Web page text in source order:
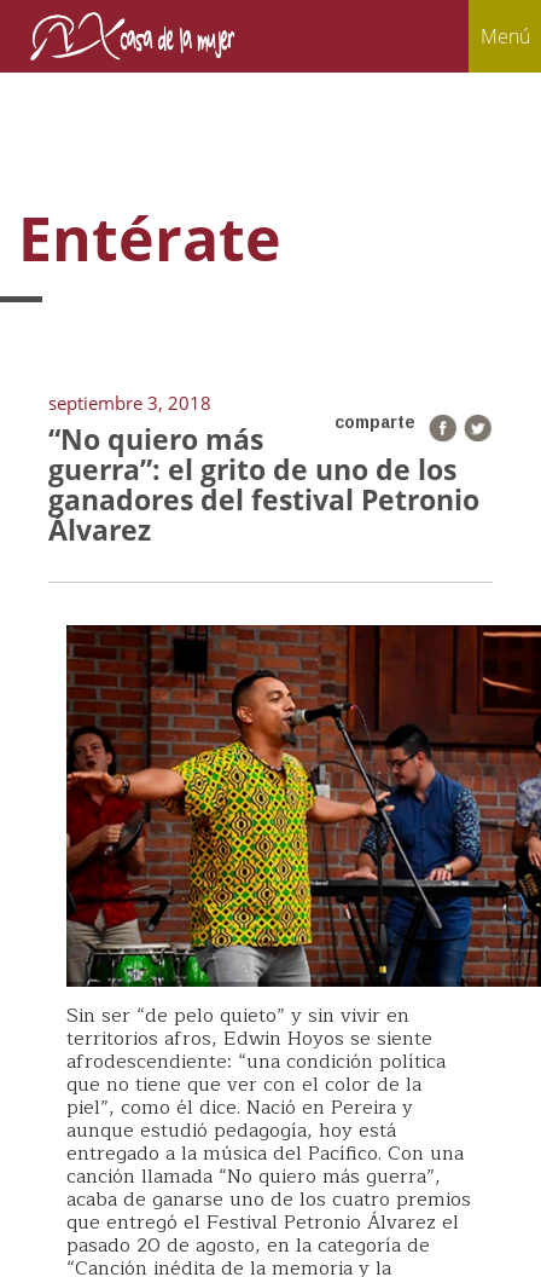
Menú
Entérate
septiembre 3, 2018
comparte
“No quiero más
guerra”: el grito de uno de los
ganadores del festival Petronio
Álvarez
Sin ser “de pelo quieto” y sin vivir en
territorios afros, Edwin Hoyos se siente
afrodescendiente: “una condición política
que no tiene que ver con el color de la
piel”, como él dice. Nació en Pereira y
aunque estudió pedagogía, hoy está
entregado a la música del Pacífico. Con una
canción llamada “No quiero más guerra”,
acaba de ganarse uno de los cuatro premios
que entregó el Festival Petronio Álvarez el
pasado 20 de agosto, en la categoría de
“Canción inédita de la memoria y la